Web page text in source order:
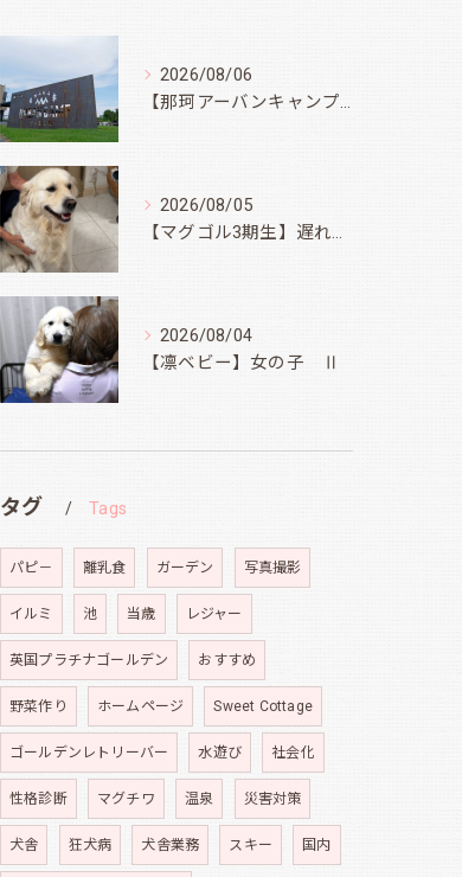
2026/08/06
【那珂アーバンキャンプフィールド】
2026/08/05
【マグゴル3期生】遅ればせながら
2026/08/04
【凛ベビー】女の子 Ⅱ
タグ Tags
パピ－ 離乳食 ガーデン 写真撮影
イルミ 池 当歳 レジャー
英国プラチナゴールデン おすすめ
野菜作り ホームページ Sweet Cottage
ゴールデンレトリーバー 水遊び 社会化
性格診断 マグチワ 温泉 災害対策
犬舎 狂犬病 犬舎業務 スキー 国内